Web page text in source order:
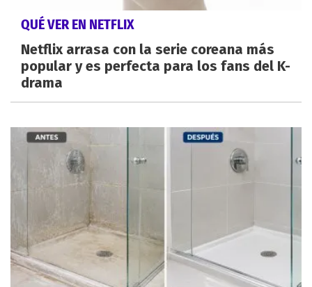
QUÉ VER EN NETFLIX
Netflix arrasa con la serie coreana más
popular y es perfecta para los fans del K-
drama